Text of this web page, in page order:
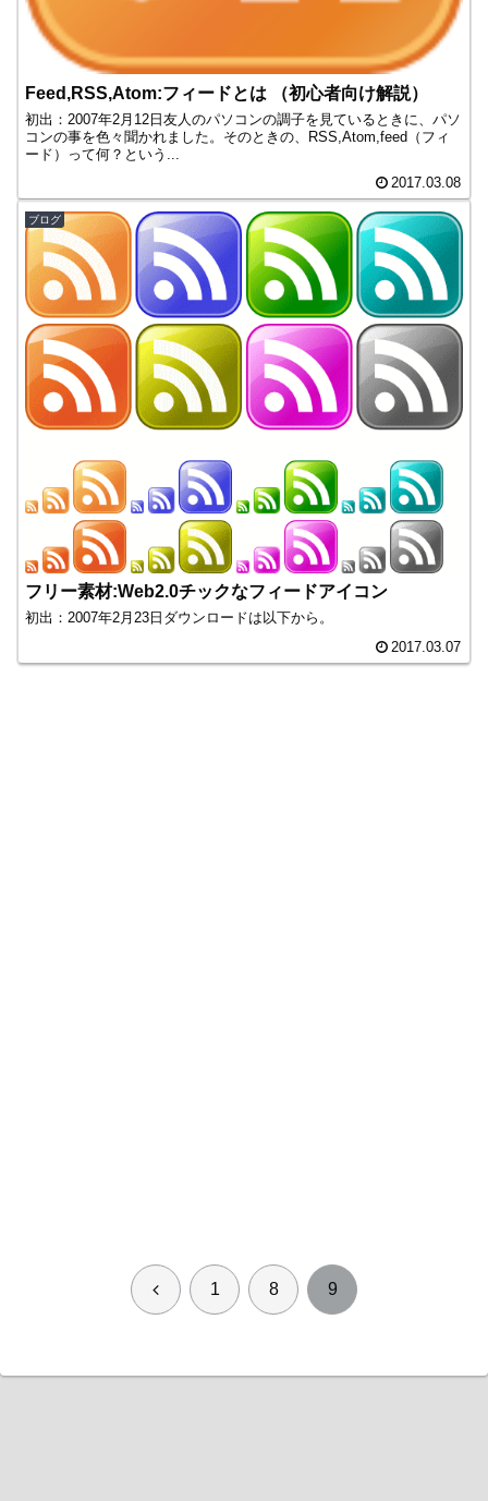
Feed,RSS,Atom:フィードとは （初心者向け解説）
初出：2007年2月12日友人のパソコンの調子を見ているときに、パソ
コンの事を色々聞かれました。そのときの、RSS,Atom,feed（フィ
ード）って何？という...
2017.03.08
ブログ
フリー素材:Web2.0チックなフィードアイコン
初出：2007年2月23日ダウンロードは以下から。
2017.03.07
前 1 8 9